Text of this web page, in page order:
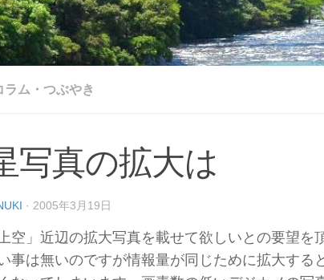
ラム・つぶやき
写真の拡大は
· 2005年3月19日
上空」近辺の拡大写真を載せて欲しいとの要望を
事は無いのですが情報量が同じために拡大する